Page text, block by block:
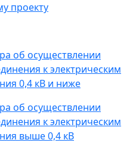
проекту
об осуществлении
к электрическим
0,4 кВ и ниже
об осуществлении
к электрическим
выше 0,4 кВ